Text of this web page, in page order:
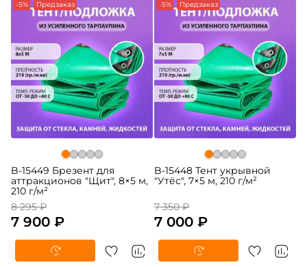
-5% Предзаказ
B-15449 Брезент для
аттракционов "Щит", 8×5 м,
210 г/м²
8 295 ₽
7 900 ₽
-5% Предзаказ
B-15448 Тент укрывной
"Утёс", 7×5 м, 210 г/м²
7 350 ₽
7 000 ₽